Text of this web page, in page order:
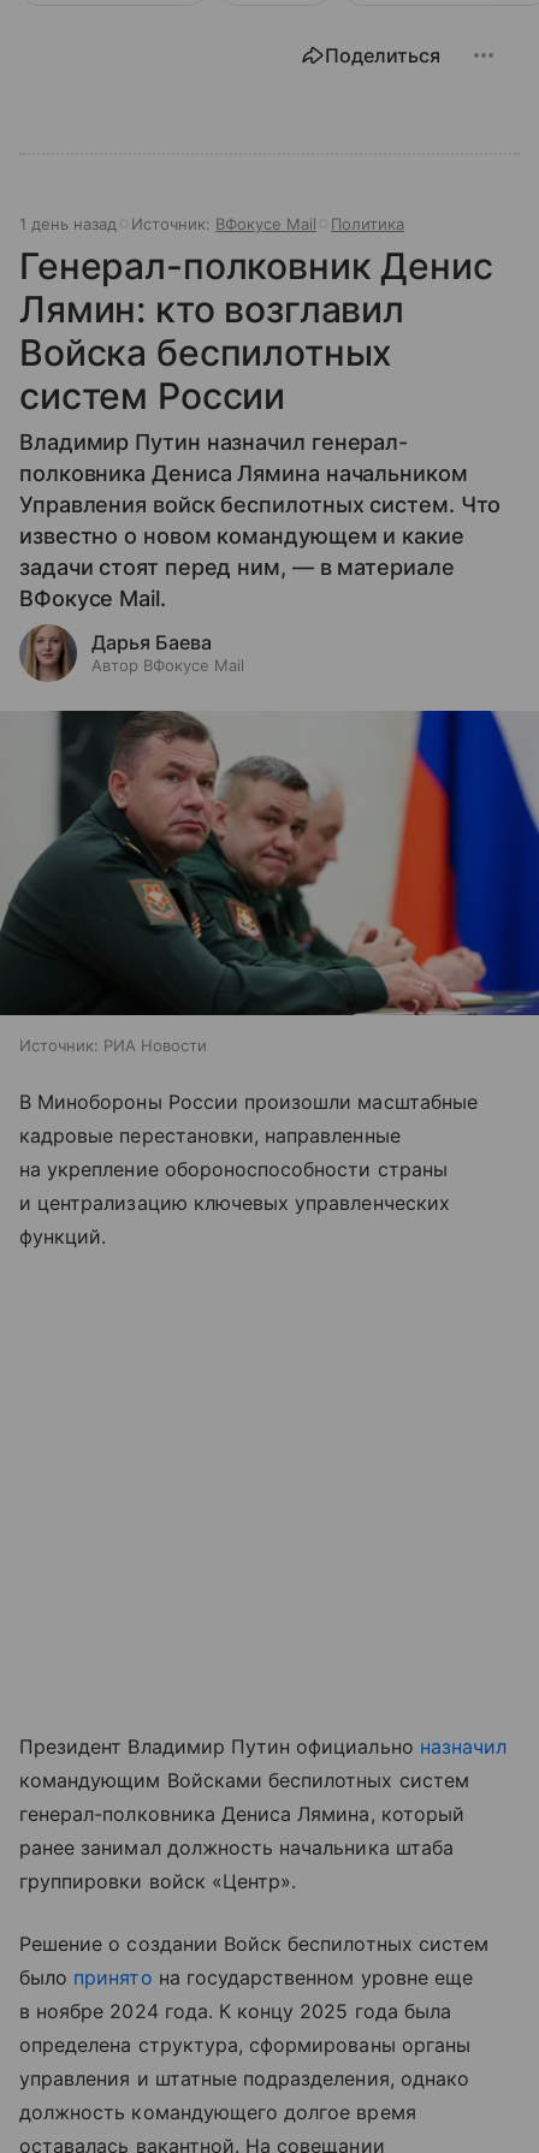
Поделиться
1 день назад Источник: ВФокусе Mail Политика
Генерал-полковник Денис
Лямин: кто возглавил
Войска беспилотных
систем России
Владимир Путин назначил генерал-
полковника Дениса Лямина начальником
Управления войск беспилотных систем. Что
известно о новом командующем и какие
задачи стоят перед ним, — в материале
ВФокусе Mail.
Дарья Баева
Автор ВФокусе Mail
Источник: РИА Новости
В Минобороны России произошли масштабные
кадровые перестановки, направленные
на укрепление обороноспособности страны
и централизацию ключевых управленческих
функций.
Президент Владимир Путин официально назначил
командующим Войсками беспилотных систем
генерал-полковника Дениса Лямина, который
ранее занимал должность начальника штаба
группировки войск «Центр».
Решение о создании Войск беспилотных систем
было принято на государственном уровне еще
в ноябре 2024 года. К концу 2025 года была
определена структура, сформированы органы
управления и штатные подразделения, однако
должность командующего долгое время
оставалась вакантной. На совещании